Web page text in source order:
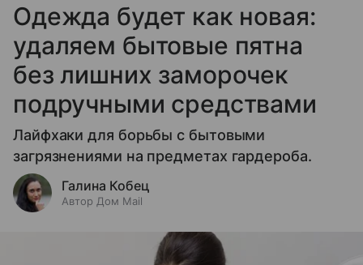
Одежда будет как новая:
удаляем бытовые пятна
без лишних заморочек
подручными средствами
Лайфхаки для борьбы с бытовыми
загрязнениями на предметах гардероба.
Галина Кобец
Автор Дом Mail